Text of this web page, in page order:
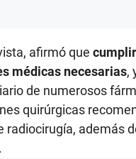
afirmó que
médicas necesarias,
de numerosos
quirúrgicas
radiocirugía, además